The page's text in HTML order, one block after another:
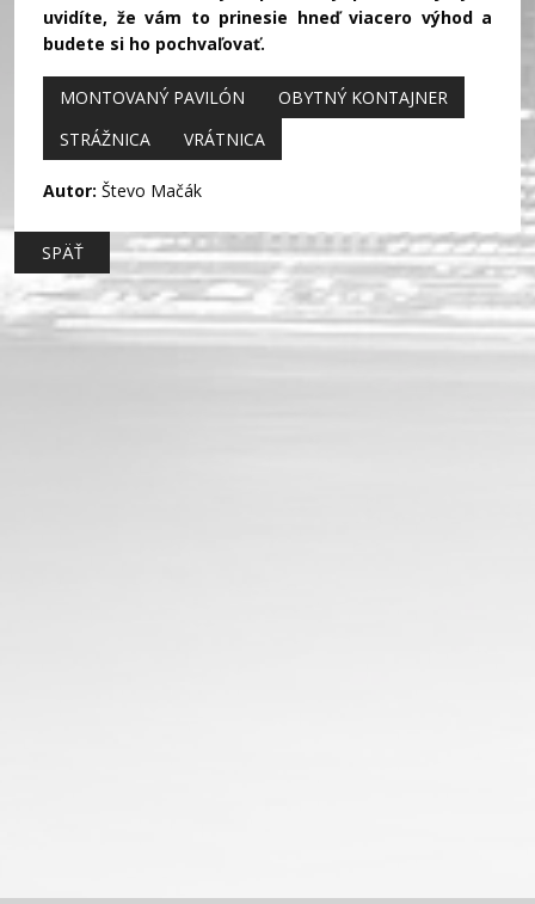
uvidíte, že vám to prinesie hneď viacero výhod a
budete si ho pochvaľovať.
MONTOVANÝ PAVILÓN
OBYTNÝ KONTAJNER
STRÁŽNICA
VRÁTNICA
Autor: Števo Mačák
SPÄŤ